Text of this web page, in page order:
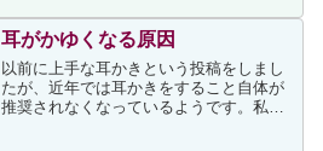
いと理解ができないのではないかと思え
るほどたいへんでしたので...
耳がかゆくなる原因
以前に上手な耳かきという投稿をしまし
たが、近年では耳かきをすること自体が
推奨されなくなっているようです。私も